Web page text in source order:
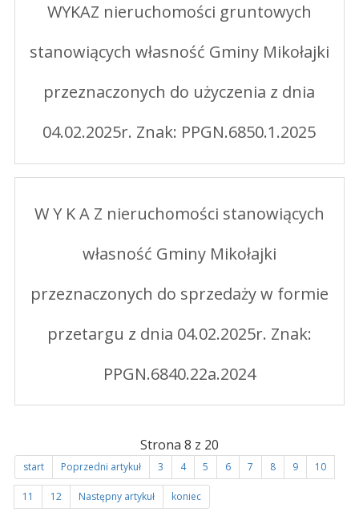
WYKAZ nieruchomości gruntowych
stanowiących własność Gminy Mikołajki
przeznaczonych do użyczenia z dnia
04.02.2025r. Znak: PPGN.6850.1.2025
W Y K A Z nieruchomości stanowiących
własność Gminy Mikołajki
przeznaczonych do sprzedaży w formie
przetargu z dnia 04.02.2025r. Znak:
PPGN.6840.22a.2024
Strona 8 z 20
start Poprzedni artykuł 3 4 5 6 7 8 9 10
11 12 Następny artykuł koniec